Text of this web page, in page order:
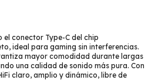
el conector Type-C del chip
ideal para gaming sin interferencias.
mayor comodidad durante largas
una calidad de sonido más pura. Con
claro, amplio y dinámico, libre de